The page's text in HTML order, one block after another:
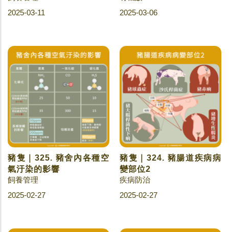
2025-03-11
2025-03-06
豬隻｜325. 豬舍內各種空
氣汙染的影響
飼養管理
2025-02-27
豬隻｜324. 豬腸道疾病病
變部位2
疾病防治
2025-02-27